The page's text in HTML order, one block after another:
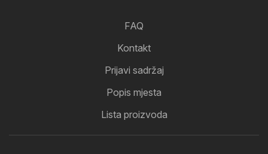
FAQ
Kontakt
Prijavi sadržaj
Popis mjesta
Lista proizvoda